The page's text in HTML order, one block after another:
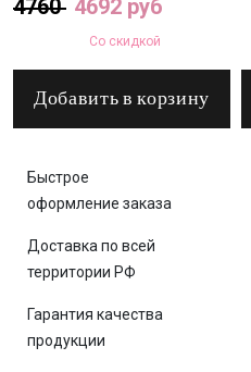
4760 4692 руб
Со скидкой
Добавить в корзину
Быстрое
оформление заказа
Доставка по всей
территории РФ
Гарантия качества
продукции